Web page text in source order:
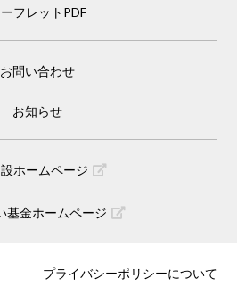
ーフレットPDF
お問い合わせ
お知らせ
ホームページ
基金ホームページ
プライバシーポリシーについて